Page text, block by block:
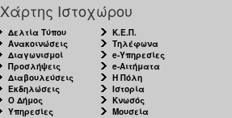
Χάρτης Ιστοχώρου
Δελτία Τύπου
Ανακοινώσεις
Διαγωνισμοί
Προσλήψεις
Διαβουλεύσεις
Εκδηλώσεις
Ο Δήμος
Υπηρεσίες
Κ.Ε.Π.
Τηλέφωνα
e-Υπηρεσίες
e-Αιτήματα
Η Πόλη
Ιστορία
Κνωσός
Μουσεία